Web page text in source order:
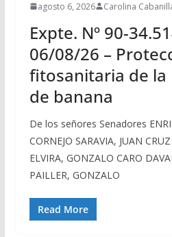
agosto 6, 2026 Carolina
Expte. Nº 90-
06/08/26 –
fitosanitaria de la
de banana
De los señores Senadores
CORNEJO SARAVIA, JUAN
ELVIRA, GONZALO CARO
PAILLER, GONZALO
Read More